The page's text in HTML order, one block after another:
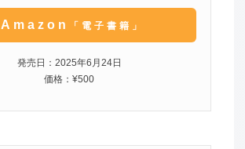
Amazon 「電子書籍」
発売日：2025年6月24日
価格：¥500